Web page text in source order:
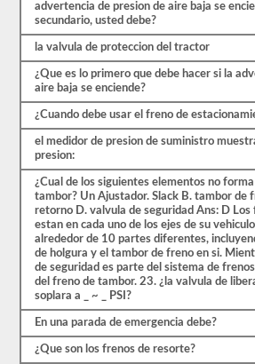
examen.
Estas
preguntas
se
basan
el
manual
del
conductor
2026
Nebraska
CDL.
examen
frenos
aire
es
diferente
advertencia de presion de aire baja se
secundario, usted debe?
la valvula de proteccion del tractor
¿Que es lo primero que debe hacer si la
aire baja se enciende?
¿Cuando debe usar el freno de
el medidor de presion de suministro
presion:
¿Cual de los siguientes elementos no
tambor? Un Ajustador. Slack B. tambor de
retorno D. valvula de seguridad Ans: D
estan en cada uno de los ejes de su
alrededor de 10 partes diferentes,
de holgura y el tambor de freno en si.
de seguridad es parte del sistema de
del freno de tambor. 23. ¿la valvula de
soplara a _ ~ _ PSI?
En una parada de emergencia debe?
¿Que son los frenos de resorte?